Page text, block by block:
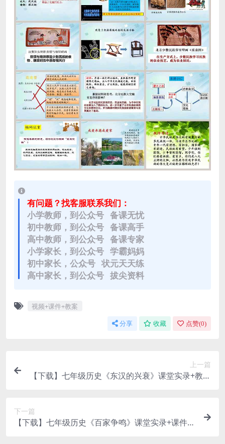
有问题？找客服联系我们：
小学教师，到公众号 备课无忧
初中教师，到公众号 备课高手
高中教师，到公众号 备课专家
小学家长，到公众号 学霸妈妈
初中家长，公众号 状元天天练
高中家长，到公众号 拔尖资料
视频+课件+教案
分享 收藏 点赞(0)
上一篇
【下载】七年级历史《东汉的兴衰》课堂实录+教案
下一篇
【下载】七年级历史《百家争鸣》课堂实录+课件